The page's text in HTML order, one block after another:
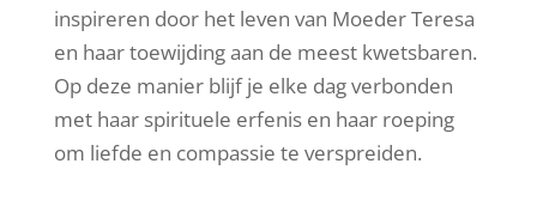
inspireren door het leven van Moeder Teresa
en haar toewijding aan de meest kwetsbaren.
Op deze manier blijf je elke dag verbonden
met haar spirituele erfenis en haar roeping
om liefde en compassie te verspreiden.